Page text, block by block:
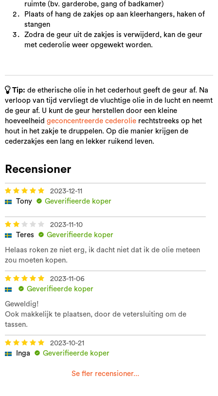
ruimte (bv. garderobe, gang of badkamer)
Plaats of hang de zakjes op aan kleerhangers, haken of
stangen
Zodra de geur uit de zakjes is verwijderd, kan de geur
met cederolie weer opgewekt worden.
Tip: de etherische olie in het cederhout geeft de geur af. Na
verloop van tijd vervliegt de vluchtige olie in de lucht en neemt
de geur af. U kunt de geur herstellen door een kleine
hoeveelheid geconcentreerde cederolie rechtstreeks op het
hout in het zakje te druppelen. Op die manier krijgen de
cederzakjes een lang en lekker ruikend leven.
Recensioner
2023-12-11
Tony
Geverifieerde koper
2023-11-10
Teres
Geverifieerde koper
Helaas roken ze niet erg, ik dacht niet dat ik de olie meteen
zou moeten kopen.
2023-11-06
Geverifieerde koper
Geweldig!
Ook makkelijk te plaatsen, door de vetersluiting om de
tassen.
2023-10-21
Inga
Geverifieerde koper
Se fler recensioner...